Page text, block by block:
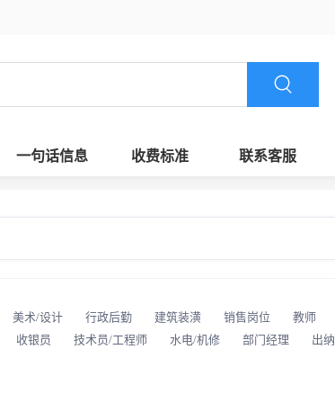
一句话信息 收费标准 联系客服
美术/设计 行政后勤 建筑装潢 销售岗位 教师
收银员 技术员/工程师 水电/机修 部门经理 出纳